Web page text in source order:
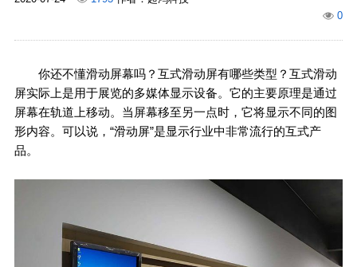
0
你还不懂滑动屏幕吗？互式滑动屏有哪些类型？互式滑动
屏实际上是用于展览的多媒体显示设备。它的主要原理是通过
屏幕在轨道上移动。当屏幕移至另一点时，它将显示不同的图
形内容。可以说，“滑动屏”是显示行业中非常流行的互式产
品。